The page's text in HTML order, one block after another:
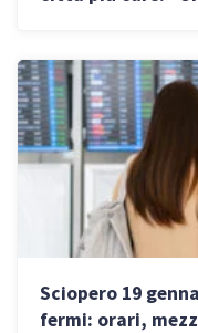
Sciopero 19
fermi: orari,